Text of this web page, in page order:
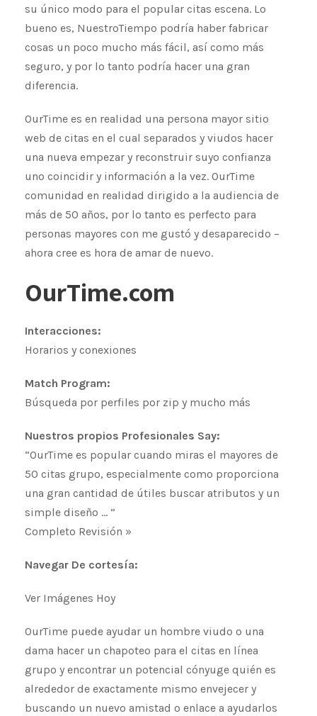
su único modo para el popular citas escena. Lo
bueno es, NuestroTiempo podría haber fabricar
cosas un poco mucho más fácil, así como más
seguro, y por lo tanto podría hacer una gran
diferencia.
OurTime es en realidad una persona mayor sitio
web de citas en el cual separados y viudos hacer
una nueva empezar y reconstruir suyo confianza
uno coincidir y información a la vez. OurTime
comunidad en realidad dirigido a la audiencia de
más de 50 años, por lo tanto es perfecto para
personas mayores con me gustó y desaparecido –
ahora cree es hora de amar de nuevo.
OurTime.com
Interacciones:
Horarios y conexiones
Match Program:
Búsqueda por perfiles por zip y mucho más
Nuestros propios Profesionales Say:
“OurTime es popular cuando miras el mayores de
50 citas grupo, especialmente como proporciona
una gran cantidad de útiles buscar atributos y un
simple diseño … ”
Completo Revisión »
Navegar De cortesía:
Ver Imágenes Hoy
OurTime puede ayudar un hombre viudo o una
dama hacer un chapoteo para el citas en línea
grupo y encontrar un potencial cónyuge quién es
alrededor de exactamente mismo envejecer y
buscando un nuevo amistad o enlace a ayudarlos